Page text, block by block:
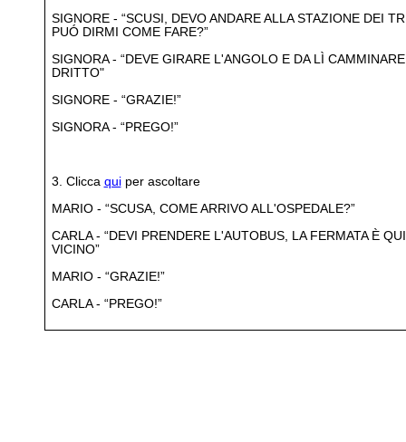
SIGNORE - “SCUSI, DEVO ANDARE ALLA STAZIONE DEI
PUÓ DIRMI COME FARE?”
SIGNORA - “DEVE GIRARE L'ANGOLO E DA LÌ CAMMINARE
DRITTO"
SIGNORE - “GRAZIE!”
SIGNORA - “PREGO!”
3. Clicca quiper ascoltare
MARIO - “SCUSA, COME ARRIVO ALL'OSPEDALE?”
CARLA - “DEVI PRENDERE L'AUTOBUS, LA FERMATA È QUI
VICINO”
MARIO - “GRAZIE!”
CARLA - “PREGO!”